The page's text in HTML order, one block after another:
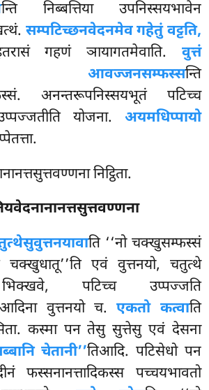
न्ति निब्बत्तिया उपनिस्सयभावेन
सम्पटिच्छनवेदनमेव गहेतुं वट्टति,
गहणं ञायागतमेवाति. वुत्तं
आवज्जनसम्फस्सन्ति
अनन्तरूपनिस्सयभूतं पटिच्च
योजना. अयमधिप्पायो
निट्ठिता.
वुत्तनयावाति ‘‘नो चक्खुसम्फस्सं
चक्खुधातू’’ति एवं वुत्तनयो, चतुत्थे
पटिच्च उप्पज्जति
वुत्तनयो च.एकतो कत्वाति
कस्मा पन तेसु सुत्तेसु एवं देसना
चेतानी’’तिआदि. पटिसेधो पन
फस्सनानत्तादिकस्स पच्चयभावतो